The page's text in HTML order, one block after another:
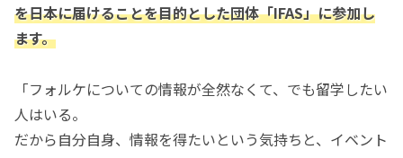
を日本に届けることを目的とした団体「IFAS」に参加し
ます。
「フォルケについての情報が全然なくて、でも留学したい
人はいる。
だから自分自身、情報を得たいという気持ちと、イベント